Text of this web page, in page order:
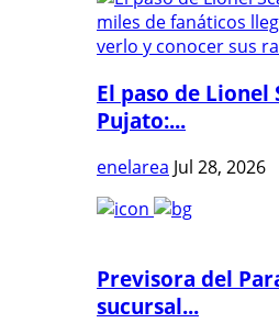
El paso de
Pujato:...
enelarea Jul 28, 2026
Previsora del
sucursal...